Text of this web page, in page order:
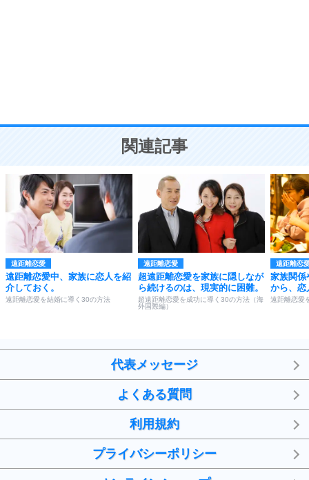
ことが大切。
関連記事
遠距離恋愛
遠距離恋愛中、家族に恋人を紹
介しておく。
遠距離恋愛を結婚に導く30の方法
遠距離恋愛
超遠距離恋愛を家族に隠しなが
ら続けるのは、現実的に困難。
超遠距離恋愛を成功に導く30の方法（海
外国際編）
遠距離恋
家族関係
から、恋
遠距離恋愛
代表メッセージ
よくある質問
利用規約
プライバシーポリシー